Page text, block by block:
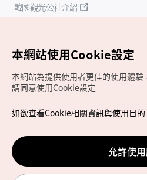
韓國觀光公社介紹
Copyrights (c) 韓國觀光公社版權
如有相關疑問或建議，歡迎來信
chinese_big5@knto.or.kr
本網站使用Cookie設定
本網站為提供使用者更佳的使用體
請同意使用Cookie設定
如欲查看Cookie相關資訊與使用目
允許使